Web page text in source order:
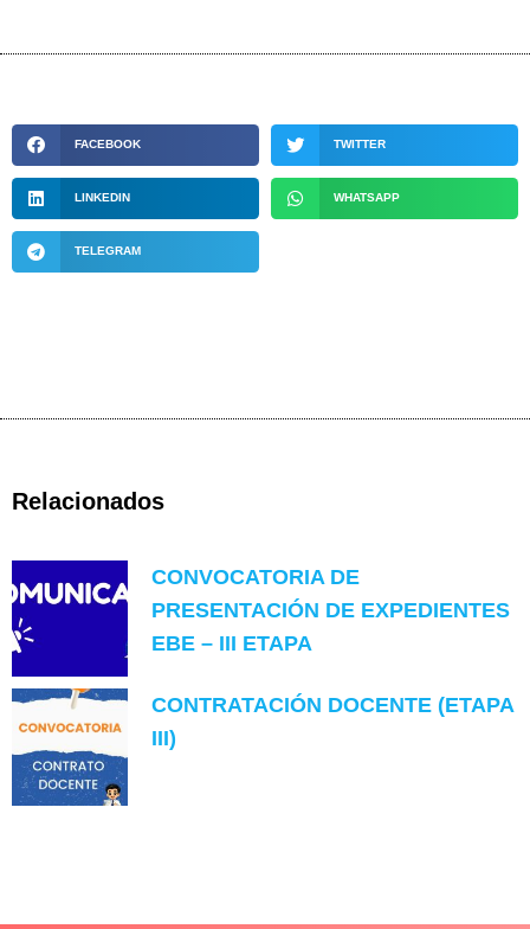
FACEBOOK TWITTER
LINKEDIN WHATSAPP
TELEGRAM
Relacionados
CONVOCATORIA DE
PRESENTACIÓN DE EXPEDIENTES
EBE – III ETAPA
CONTRATACIÓN DOCENTE (ETAPA
III)